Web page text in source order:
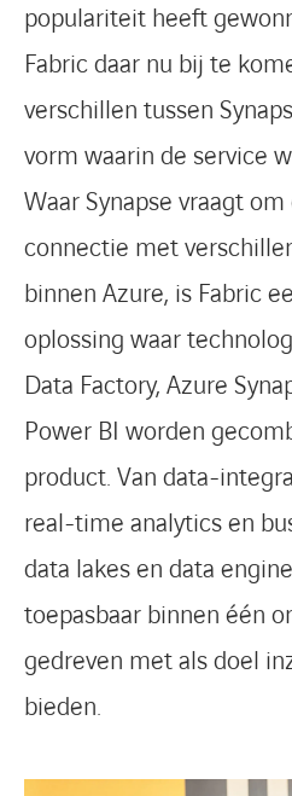
populariteit heeft
Fabric daar nu bij te
verschillen tussen
vorm waarin de service
Waar Synapse vraagt
connectie met
binnen Azure, is Fabric
oplossing waar
Data Factory, Azure
Power BI worden
product. Van data-
real-time analytics en
data lakes en data
toepasbaar binnen één
gedreven met als doel
bieden.